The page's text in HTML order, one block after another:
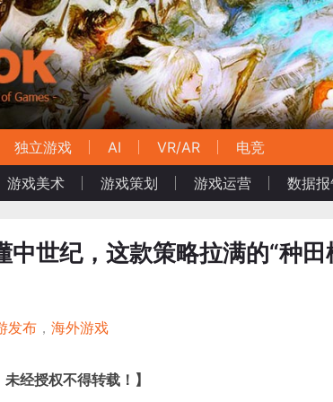
独立游戏 AI VR/AR
电竞
游戏美术 游戏策划 游戏运营 数据
中世纪，这款策略拉满的“种田
发布 ， 海外游戏
经授权不得转载！】